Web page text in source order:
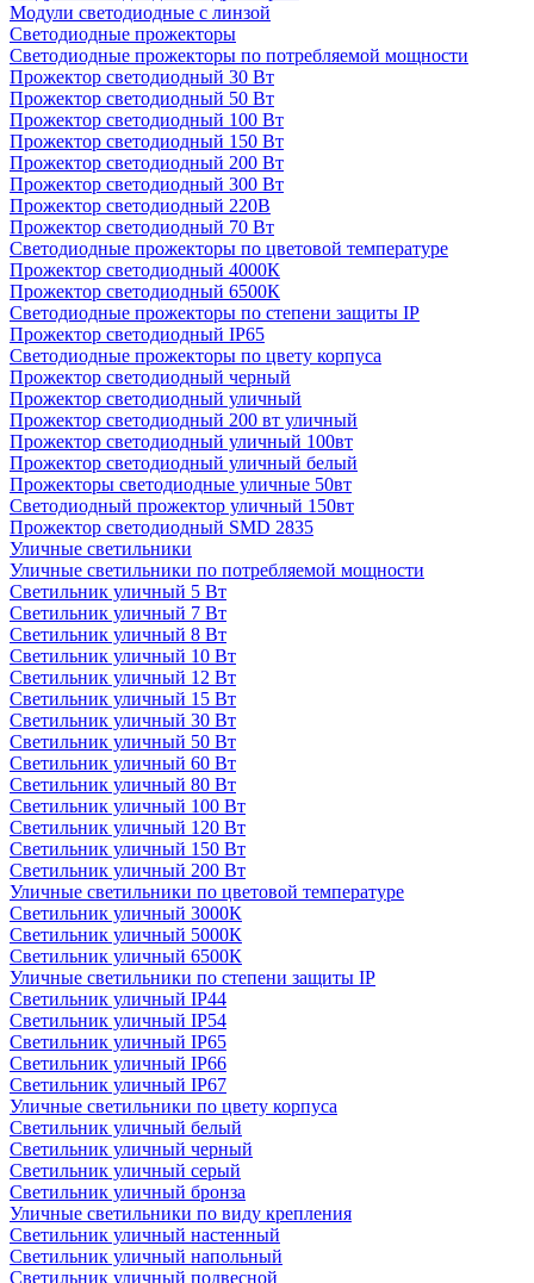
Модули светодиодные с линзой
Светодиодные прожекторы
Светодиодные прожекторы по потребляемой мощности
Прожектор светодиодный 30 Вт
Прожектор светодиодный 50 Вт
Прожектор светодиодный 100 Вт
Прожектор светодиодный 150 Вт
Прожектор светодиодный 200 Вт
Прожектор светодиодный 300 Вт
Прожектор светодиодный 220В
Прожектор светодиодный 70 Вт
Светодиодные прожекторы по цветовой температуре
Прожектор светодиодный 4000К
Прожектор светодиодный 6500К
Светодиодные прожекторы по степени защиты IP
Прожектор светодиодный IP65
Светодиодные прожекторы по цвету корпуса
Прожектор светодиодный черный
Прожектор светодиодный уличный
Прожектор светодиодный 200 вт уличный
Прожектор светодиодный уличный 100вт
Прожектор светодиодный уличный белый
Прожекторы светодиодные уличные 50вт
Светодиодный прожектор уличный 150вт
Прожектор светодиодный SMD 2835
Уличные светильники
Уличные светильники по потребляемой мощности
Светильник уличный 5 Вт
Светильник уличный 7 Вт
Светильник уличный 8 Вт
Светильник уличный 10 Вт
Светильник уличный 12 Вт
Светильник уличный 15 Вт
Светильник уличный 30 Вт
Светильник уличный 50 Вт
Светильник уличный 60 Вт
Светильник уличный 80 Вт
Светильник уличный 100 Вт
Светильник уличный 120 Вт
Светильник уличный 150 Вт
Светильник уличный 200 Вт
Уличные светильники по цветовой температуре
Cветильник уличный 3000К
Cветильник уличный 5000К
Cветильник уличный 6500К
Уличные светильники по степени защиты IP
Светильник уличный IP44
Светильник уличный IP54
Светильник уличный IP65
Светильник уличный IP66
Светильник уличный IP67
Уличные светильники по цвету корпуса
Светильник уличный белый
Светильник уличный черный
Светильник уличный серый
Светильник уличный бронза
Уличные светильники по виду крепления
Светильник уличный настенный
Светильник уличный напольный
Светильник уличный подвесной